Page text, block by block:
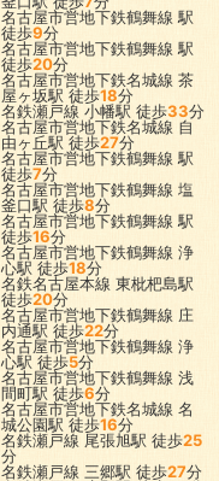
名古屋市営地下鉄鶴舞線 駅
徒歩9分
名古屋市営地下鉄鶴舞線 駅
徒歩20分
名古屋市営地下鉄名城線 茶
屋ヶ坂駅 徒歩18分
名鉄瀬戸線 小幡駅 徒歩33分
名古屋市営地下鉄名城線 自
由ヶ丘駅 徒歩27分
名古屋市営地下鉄鶴舞線 駅
徒歩7分
名古屋市営地下鉄鶴舞線 塩
釜口駅 徒歩8分
名古屋市営地下鉄鶴舞線 駅
徒歩16分
名古屋市営地下鉄鶴舞線 浄
心駅 徒歩18分
名鉄名古屋本線 東枇杷島駅
徒歩20分
名古屋市営地下鉄鶴舞線 庄
内通駅 徒歩22分
名古屋市営地下鉄鶴舞線 浄
心駅 徒歩5分
名古屋市営地下鉄鶴舞線 浅
間町駅 徒歩6分
名古屋市営地下鉄名城線 名
城公園駅 徒歩16分
名鉄瀬戸線 尾張旭駅 徒歩25
分
名鉄瀬戸線 三郷駅 徒歩27分